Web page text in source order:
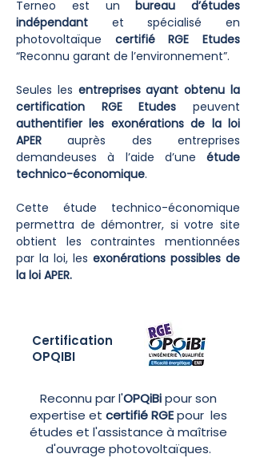
Terneo est unbureau d’études
indépendant et spécialisé en
photovoltaïque certifié RGE Etudes
“Reconnu garant de l’environnement”.
Seules les entreprises ayant obtenu la
certification RGE
Etudespeuvent
authentifier les exonérations de la loi
APER auprès des entreprises
demandeuses à l’aide d’une étude
technico-économique.
Cette étude technico-économique
permettra de démontrer, si votre site
obtient les contraintes mentionnées
par la loi, les exonérations possibles de
la loi APER.
Certification
OPQIBI
Reconnu par l'OPQiBipour son
expertise et certifié RGEpour les
études et l'assistance à maîtrise
d'ouvrage photovoltaïques.